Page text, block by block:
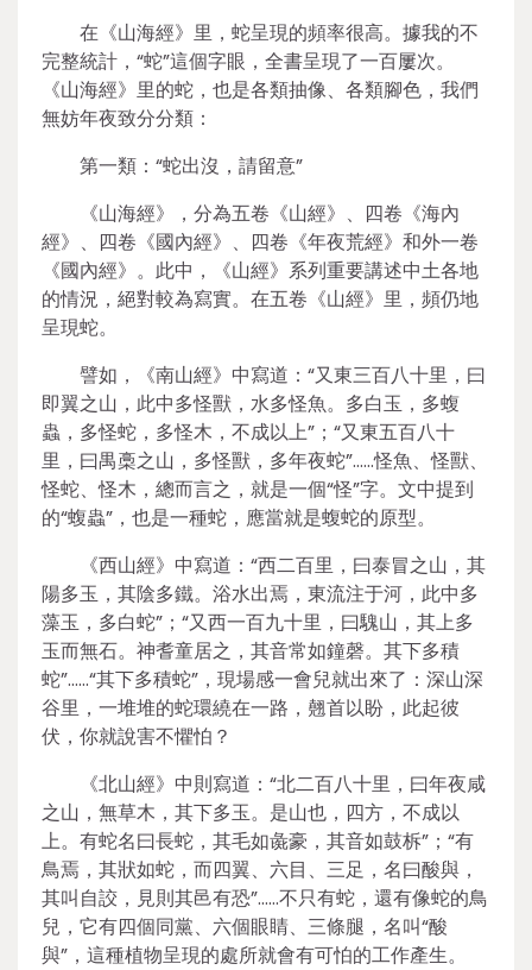
在《山海經》里，蛇呈現的頻率很高。據我的不
完整統計，“蛇”這個字眼，全書呈現了一百屢次。
《山海經》里的蛇，也是各類抽像、各類腳色，我們
無妨年夜致分分類：
第一類：“蛇出沒，請留意”
《山海經》，分為五卷《山經》、四卷《海內
經》、四卷《國內經》、四卷《年夜荒經》和外一卷
《國內經》。此中，《山經》系列重要講述中土各地
的情況，絕對較為寫實。在五卷《山經》里，頻仍地
呈現蛇。
譬如，《南山經》中寫道：“又東三百八十里，曰
即翼之山，此中多怪獸，水多怪魚。多白玉，多蝮
蟲，多怪蛇，多怪木，不成以上”；“又東五百八十
里，曰禺槀之山，多怪獸，多年夜蛇”……怪魚、怪獸、
怪蛇、怪木，總而言之，就是一個“怪”字。文中提到
的“蝮蟲”，也是一種蛇，應當就是蝮蛇的原型。
《西山經》中寫道：“西二百里，曰泰冒之山，其
陽多玉，其陰多鐵。浴水出焉，東流注于河，此中多
藻玉，多白蛇”；“又西一百九十里，曰騩山，其上多
玉而無石。神耆童居之，其音常如鐘磬。其下多積
蛇”……“其下多積蛇”，現場感一會兒就出來了：深山深
谷里，一堆堆的蛇環繞在一路，翹首以盼，此起彼
伏，你就說害不懼怕？
《北山經》中則寫道：“北二百八十里，曰年夜咸
之山，無草木，其下多玉。是山也，四方，不成以
上。有蛇名曰長蛇，其毛如彘豪，其音如鼓柝”；“有
鳥焉，其狀如蛇，而四翼、六目、三足，名曰酸與，
其叫自詨，見則其邑有恐”……不只有蛇，還有像蛇的鳥
兒，它有四個同黨、六個眼睛、三條腿，名叫“酸
與”，這種植物呈現的處所就會有可怕的工作產生。